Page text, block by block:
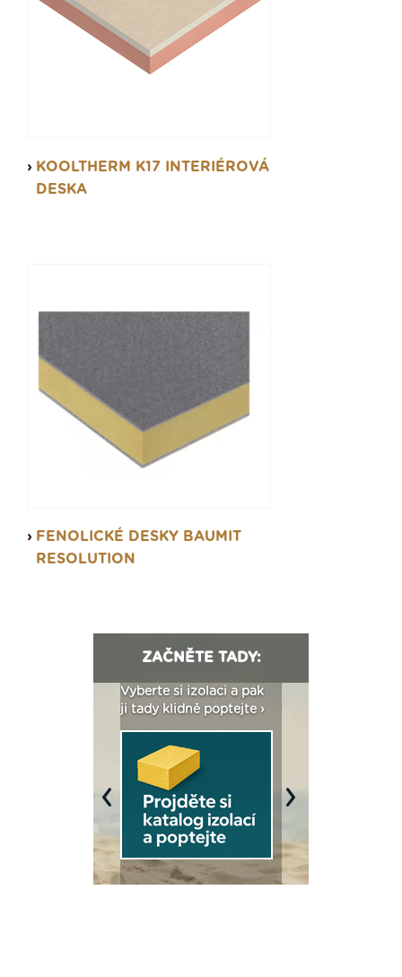
KOOLTHERM K17 INTERIÉROVÁ
DESKA
FENOLICKÉ DESKY BAUMIT
RESOLUTION
ZAČNĚTE TADY:
Vyberte si izolaci a pak
ji tady klidně poptejte ›
Previous Next